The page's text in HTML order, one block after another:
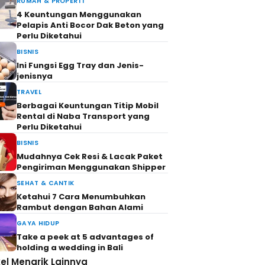
4 Keuntungan Menggunakan
Pelapis Anti Bocor Dak Beton yang
Perlu Diketahui
BISNIS
Ini Fungsi Egg Tray dan Jenis-
jenisnya
TRAVEL
Berbagai Keuntungan Titip Mobil
Rental di Naba Transport yang
Perlu Diketahui
BISNIS
Mudahnya Cek Resi & Lacak Paket
Pengiriman Menggunakan Shipper
SEHAT & CANTIK
Ketahui 7 Cara Menumbuhkan
Rambut dengan Bahan Alami
GAYA HIDUP
Take a peek at 5 advantages of
holding a wedding in Bali
Menarik Lainnya